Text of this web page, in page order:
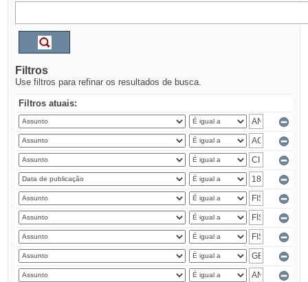
Filtros
Use filtros para refinar os resultados de busca.
Filtros atuais: